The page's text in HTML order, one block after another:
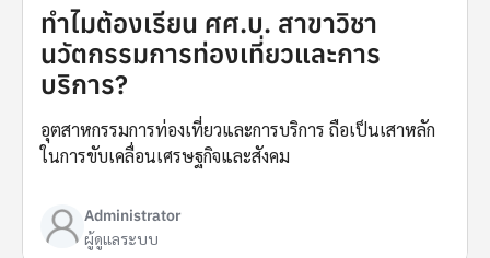
ทำไมต้องเรียน ศศ.บ. สาขาวิชา
นวัตกรรมการท่องเที่ยวและการ
บริการ?
อุตสาหกรรมการท่องเที่ยวและการบริการ ถือเป็นเสาหลัก
ในการขับเคลื่อนเศรษฐกิจและสังคม
Administrator
ผู้ดูแลระบบ